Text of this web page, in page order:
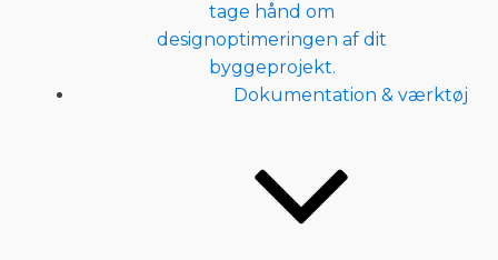
tage hånd om
designoptimeringen af dit
byggeprojekt.
Dokumentation & værktøj